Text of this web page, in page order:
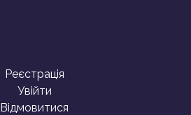
Реєстрація
Увійти
Відмовитися